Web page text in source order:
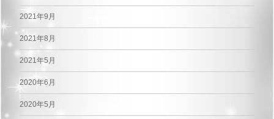
2021年9月
2021年8月
2021年5月
2020年6月
2020年5月